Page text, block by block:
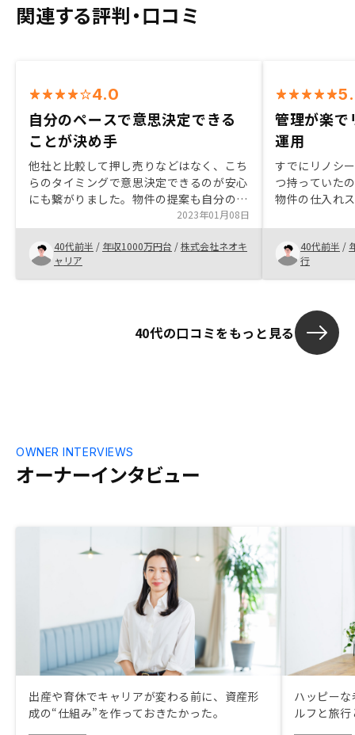
関連する評判・口コミ
4.0
自分のペースで意思決定できる
ことが決め手
他社と比較して押し売りなどはなく、こち
らのタイミングで意思決定できるのが安心
にも繋がりました。物件の提案も自分の意
向に沿った物件が多く、決めやすかったで
す。また契約までの流れも営業担当以外の
方のフォローアップが手厚く、スムーズに
契約まで至りました。
2023年01月08日
40代前半 / 年収1000万円台 /株式会社ネオキ
ャリア
管理が楽で
運用
すでにリノシ
つ持っていた
物件の仕入れ
なかで、新た
介され、低金
ら。若い担当
ナーをしっか
40代前半 /
行
40代の口コミをもっと見る
オーナーインタビュー
OWNER INTERVIEWS
出産や育休でキャリアが変わる前に、資産形
成の“仕組み”を作っておきたかった。
ハッピー
ルフと旅